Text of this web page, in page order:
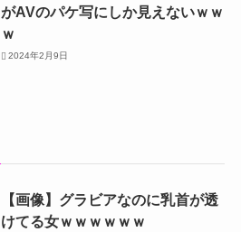
がAVのパケ写にしか見えないｗｗ
ｗ
2024年2月9日
【画像】グラビアなのに乳首が透
けてる女ｗｗｗｗｗｗ